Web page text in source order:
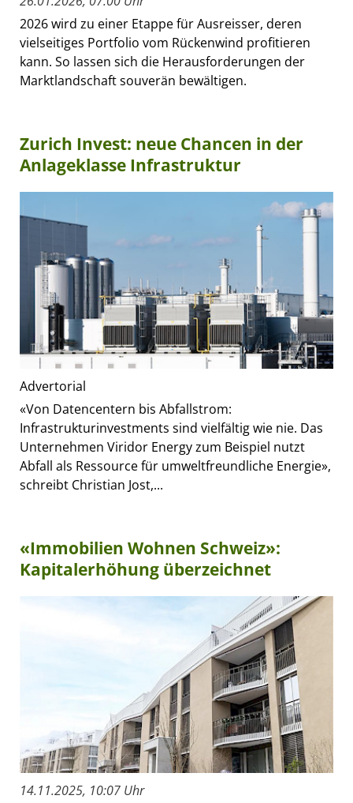
2026 wird zu einer Etappe für Ausreisser, deren
vielseitiges Portfolio vom Rückenwind profitieren
kann. So lassen sich die Herausforderungen der
Marktlandschaft souverän bewältigen.
Zurich Invest: neue Chancen in der
Anlageklasse Infrastruktur
Advertorial
«Von Datencentern bis Abfallstrom:
Infrastrukturinvestments sind vielfältig wie nie. Das
Unternehmen Viridor Energy zum Beispiel nutzt
Abfall als Ressource für umweltfreundliche Energie»,
schreibt Christian Jost,...
«Immobilien Wohnen Schweiz»:
Kapitalerhöhung überzeichnet
14.11.2025, 10:07 Uhr